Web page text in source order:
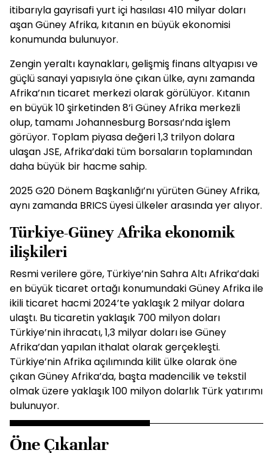
itibarıyla gayrisafi yurt içi hasılası 410 milyar doları
aşan Güney Afrika, kıtanın en büyük ekonomisi
konumunda bulunuyor.
Zengin yeraltı kaynakları, gelişmiş finans altyapısı ve
güçlü sanayi yapısıyla öne çıkan ülke, aynı zamanda
Afrika’nın ticaret merkezi olarak görülüyor. Kıtanın
en büyük 10 şirketinden 8’i Güney Afrika merkezli
olup, tamamı Johannesburg Borsası’nda işlem
görüyor. Toplam piyasa değeri 1,3 trilyon dolara
ulaşan JSE, Afrika’daki tüm borsaların toplamından
daha büyük bir hacme sahip.
2025 G20 Dönem Başkanlığı’nı yürüten Güney Afrika,
aynı zamanda BRICS üyesi ülkeler arasında yer alıyor.
Türkiye-Güney Afrika ekonomik
ilişkileri
Resmi verilere göre, Türkiye’nin Sahra Altı Afrika’daki
en büyük ticaret ortağı konumundaki Güney Afrika ile
ikili ticaret hacmi 2024’te yaklaşık 2 milyar dolara
ulaştı. Bu ticaretin yaklaşık 700 milyon doları
Türkiye’nin ihracatı, 1,3 milyar doları ise Güney
Afrika’dan yapılan ithalat olarak gerçekleşti.
Türkiye’nin Afrika açılımında kilit ülke olarak öne
çıkan Güney Afrika’da, başta madencilik ve tekstil
olmak üzere yaklaşık 100 milyon dolarlık Türk yatırımı
bulunuyor.
Öne Çıkanlar